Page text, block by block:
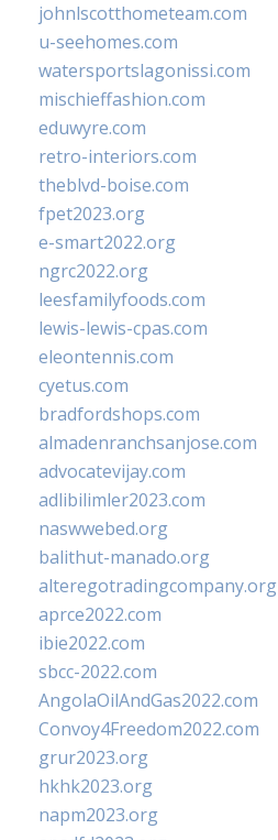
johnlscotthometeam.com
u-seehomes.com
watersportslagonissi.com
mischieffashion.com
eduwyre.com
retro-interiors.com
theblvd-boise.com
fpet2023.org
e-smart2022.org
ngrc2022.org
leesfamilyfoods.com
lewis-lewis-cpas.com
eleontennis.com
cyetus.com
bradfordshops.com
almadenranchsanjose.com
advocatevijay.com
adlibilimler2023.com
naswwebed.org
balithut-manado.org
alteregotradingcompany.org
aprce2022.com
ibie2022.com
sbcc-2022.com
AngolaOilAndGas2022.com
Convoy4Freedom2022.com
grur2023.org
hkhk2023.org
napm2023.org